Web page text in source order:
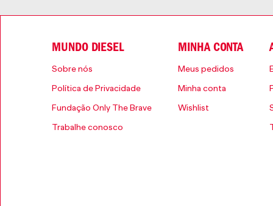
MUNDO DIESEL
Sobre nós
Política de Privacidade
Fundação Only The Brave
Trabalhe conosco
MINHA CONTA
Meus pedidos
Minha conta
Wishlist